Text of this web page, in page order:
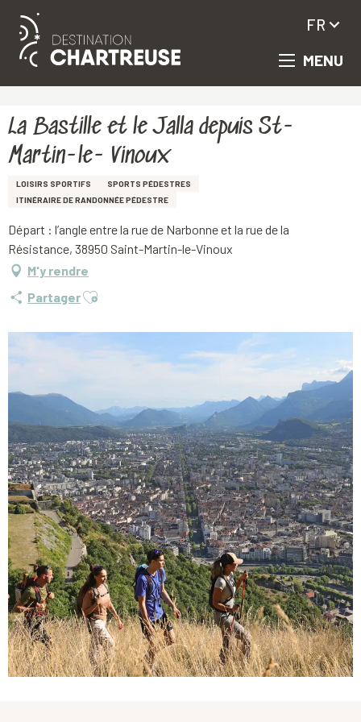
Aller
principal
MENU
FR
La Bastille et le Jalla depuis St-
Martin-le- Vinoux
LOISIRS SPORTIFS
SPORTS PÉDESTRES
ITINÉRAIRE DE RANDONNÉE PÉDESTRE
Départ : l’angle entre la rue de Narbonne et la rue de la
Résistance, 38950 Saint-Martin-le-Vinoux
M'y rendre
PartagerAjouter aux favoris